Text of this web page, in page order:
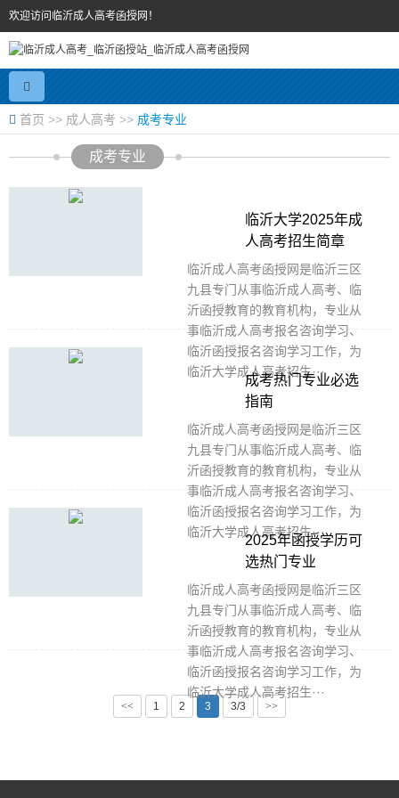
欢迎访问临沂成人高考函授网！
首页 >> 成人高考 >> 成考专业
成考专业
临沂大学2025年成
人高考招生简章
临沂成人高考函授网是临沂三区
九县专门从事临沂成人高考、临
沂函授教育的教育机构，专业从
事临沂成人高考报名咨询学习、
临沂函授报名咨询学习工作，为
临沂大学成人高考招生···
成考热门专业必选
指南
临沂成人高考函授网是临沂三区
九县专门从事临沂成人高考、临
沂函授教育的教育机构，专业从
事临沂成人高考报名咨询学习、
临沂函授报名咨询学习工作，为
临沂大学成人高考招生···
2025年函授学历可
选热门专业
临沂成人高考函授网是临沂三区
九县专门从事临沂成人高考、临
沂函授教育的教育机构，专业从
事临沂成人高考报名咨询学习、
临沂函授报名咨询学习工作，为
临沂大学成人高考招生···
<< 1 2 3 3/3 >>